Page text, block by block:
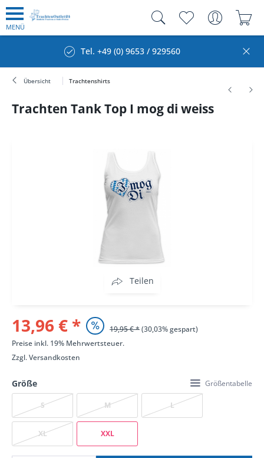
MENÜ
Tel. +49 (0) 9653 / 929560
Übersicht Trachtenshirts
Trachten Tank Top I mog di weiss
Teilen
13,96 € * 19,95 € *(30,03% gespart)
Preise inkl. 19% Mehrwertsteuer.
Zzgl.Versandkosten
Größe Größentabelle
S M L
XL XXL